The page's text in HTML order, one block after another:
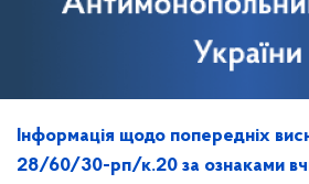
Інформація щодо попередніх
28/60/30-рп/к.20 за ознаками